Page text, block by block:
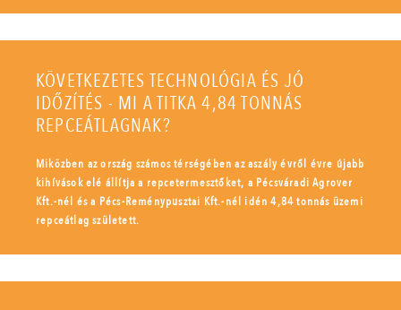
KÖVETKEZETES TECHNOLÓGIA ÉS JÓ
IDŐZÍTÉS - MI A TITKA 4,84 TONNÁS
REPCEÁTLAGNAK?
Miközben az ország számos térségében az aszály évről évre újabb
kihívások elé állítja a repcetermesztőket, a Pécsváradi Agrover
Kft.-nél és a Pécs-Reménypusztai Kft.-nél idén 4,84 tonnás üzemi
repceátlag született.